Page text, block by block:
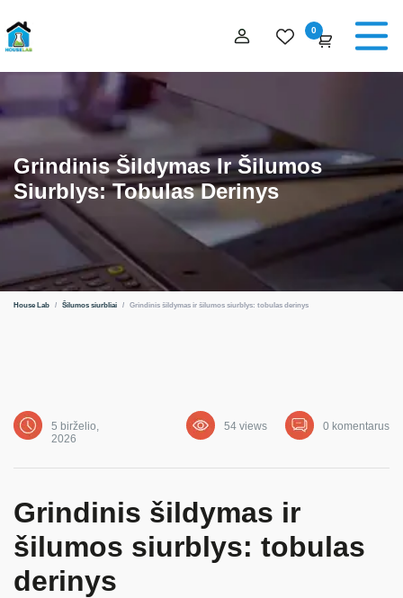
0
Grindinis Šildymas Ir Šilumos
Siurblys: Tobulas Derinys
House Lab / Šilumos siurbliai / Grindinis šildymas ir šilumos siurblys: tobulas derinys
5 birželio,
2026
54 views 0 komentarus
Grindinis šildymas ir
šilumos siurblys: tobulas
derinys